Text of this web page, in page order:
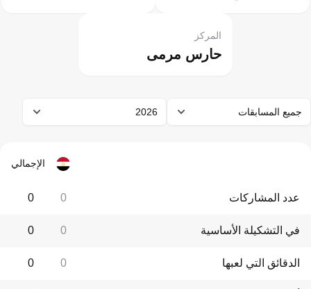
حارس مرمى
المركز
جميع المسابقات 2026
الإجمالي
عدد المشاركات 0
0
في التشكيلة الأساسية 0
0
الدقائق التي لعبها 0
0